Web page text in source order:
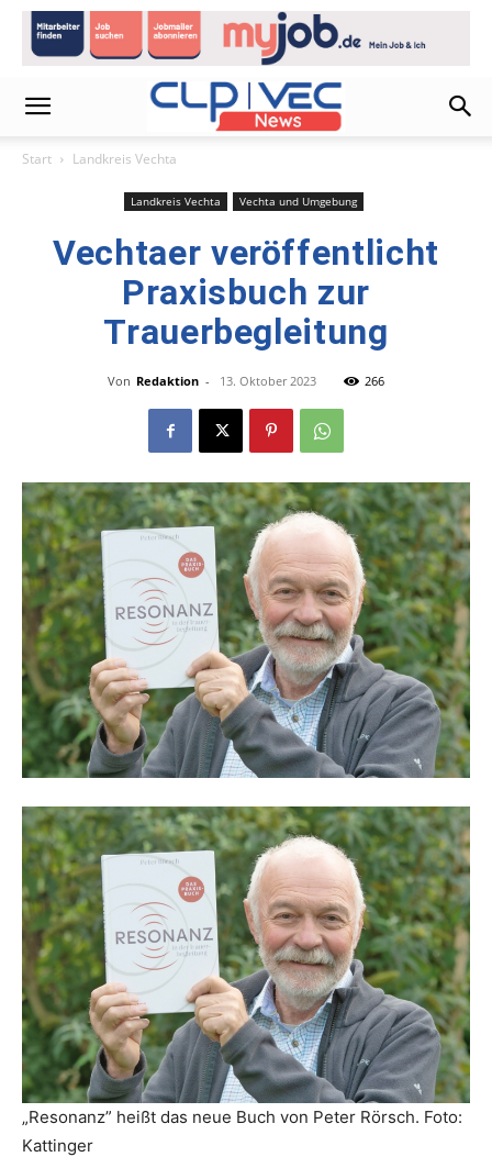
Start Landkreis Vechta
Landkreis Vechta Vechta und Umgebung
Vechtaer veröffentlicht
Praxisbuch zur
Trauerbegleitung
Von Redaktion - 13. Oktober 2023 266
„Resonanz” heißt das neue Buch von Peter Rörsch. Foto:
Kattinger